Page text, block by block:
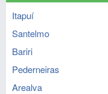
Itapuí
Santelmo
Bariri
Pederneiras
Arealva